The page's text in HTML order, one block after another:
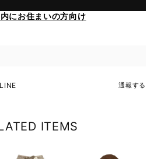
にお住まいの方向け
LINE 通報する
ITEMS